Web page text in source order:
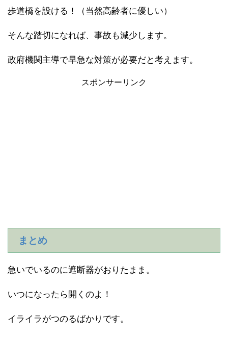
歩道橋を設ける！（当然高齢者に優しい）
そんな踏切になれば、事故も減少します。
政府機関主導で早急な対策が必要だと考えます。
スポンサーリンク
まとめ
急いでいるのに遮断器がおりたまま。
いつになったら開くのよ！
イライラがつのるばかりです。